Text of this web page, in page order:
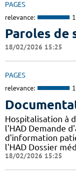
PAGES
relevance:
Paroles de
18/02/2026 15:25
PAGES
relevance:
Hospitalisation à
l'HAD Demande
d'information
l'HAD Dossier
18/02/2026 15:25